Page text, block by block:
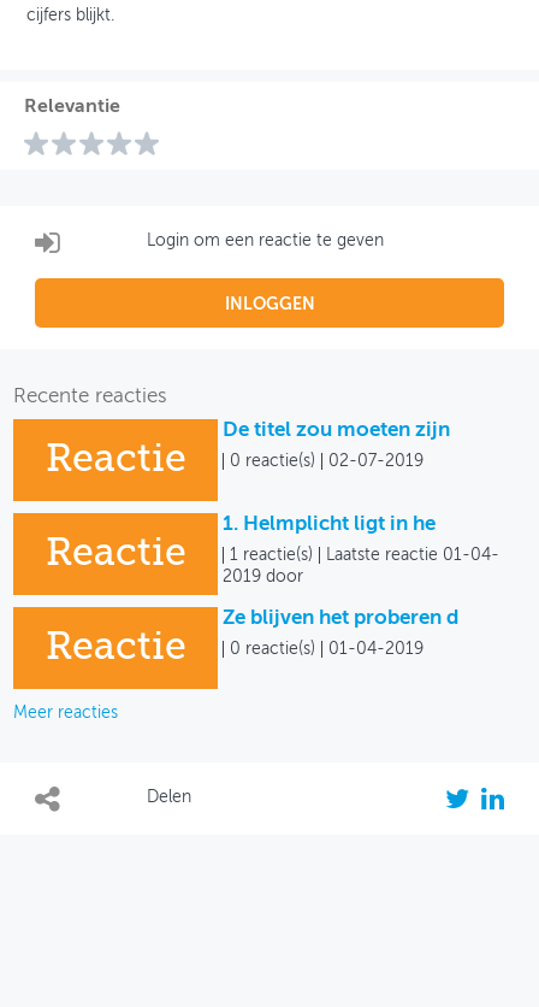
cijfers blijkt.
Relevantie
Login om een reactie te geven
INLOGGEN
Recente reacties
Reactie
De titel zou moeten zijn
0 reactie(s) 02-07-2019
Reactie
1. Helmplicht ligt in he
1 reactie(s)
Laatste reactie 01-04-
2019 door
Reactie
Ze blijven het proberen d
0 reactie(s) 01-04-2019
Meer reacties
Delen